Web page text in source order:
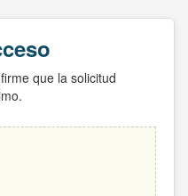
que la solicitud